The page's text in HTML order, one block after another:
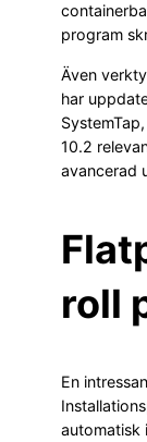
program
Även
har
10.2
avancerad
roll
En
automatisk